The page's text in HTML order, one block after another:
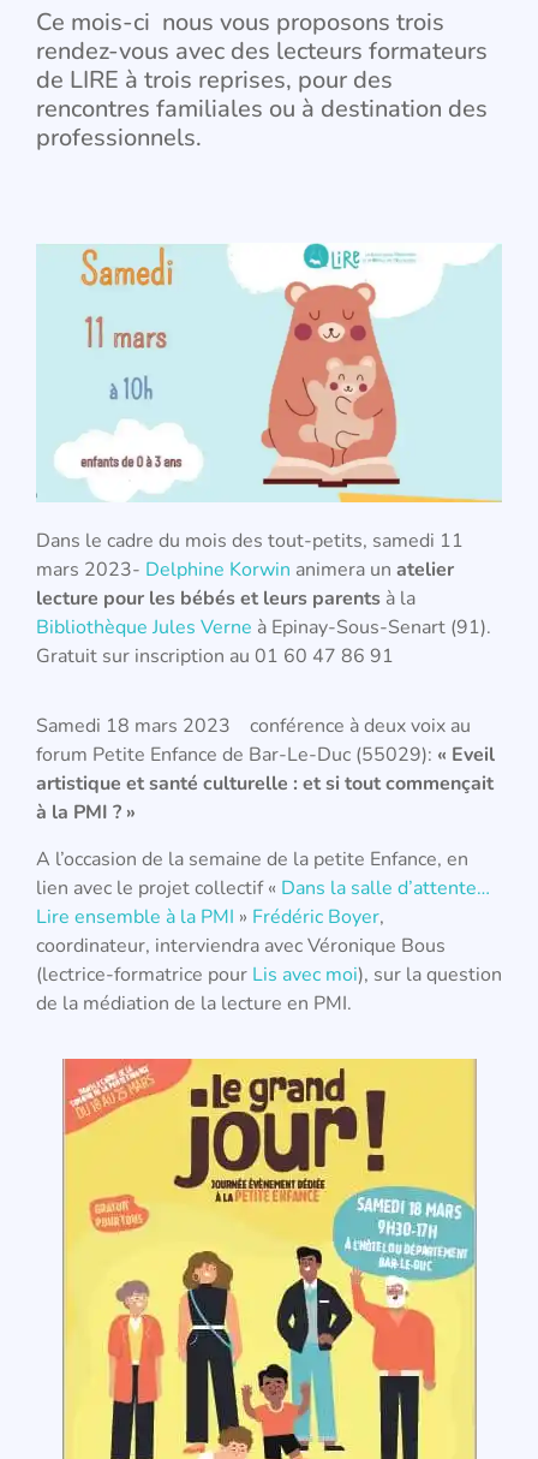
Ce mois-ci nous vous proposons trois
rendez-vous avec des lecteurs formateurs
de LIRE à trois reprises, pour des
rencontres familiales ou à destination des
professionnels.
Dans le cadre du mois des tout-petits, samedi 11
mars 2023- Delphine Korwin animera un atelier
lecture pour les bébés et leurs parents à la
Bibliothèque Jules Verne à Epinay-Sous-Senart (91).
Gratuit sur inscription au 01 60 47 86 91
Samedi 18 mars 2023 conférence à deux voix au
forum Petite Enfance de Bar-Le-Duc (55029): « Eveil
artistique et santé culturelle : et si tout commençait
à la PMI ? »
A l’occasion de la semaine de la petite Enfance, en
lien avec le projet collectif « Dans la salle d’attente…
Lire ensemble à la PMI » Frédéric Boyer,
coordinateur, interviendra avec Véronique Bous
(lectrice-formatrice pour Lis avec moi), sur la question
de la médiation de la lecture en PMI.